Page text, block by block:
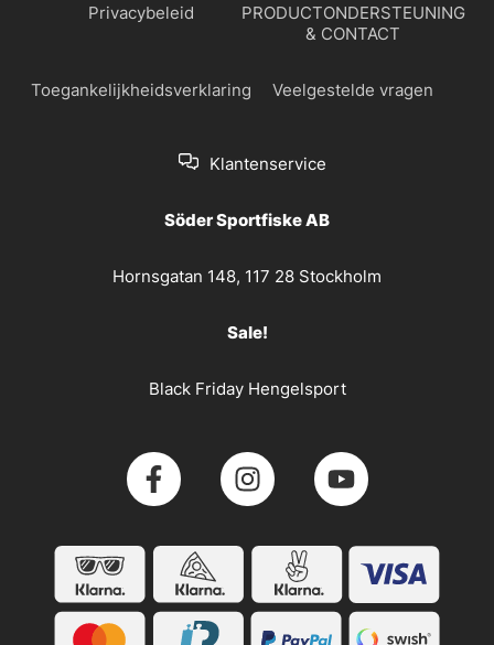
Privacybeleid
PRODUCTONDERSTEUNING
& CONTACT
Toegankelijkheidsverklaring Veelgestelde vragen
Klantenservice
Söder Sportfiske AB
Hornsgatan 148, 117 28 Stockholm
Sale!
Black Friday Hengelsport